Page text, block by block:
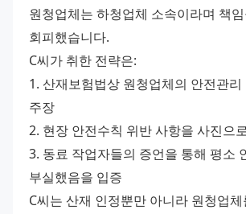
원청업체는 하청업체 소속이라며 책
회피했습니다.
C씨가 취한 전략은:
1. 산재보험법상 원청업체의 안전관리
주장
2. 현장 안전수칙 위반 사항을 사진으
3. 동료 작업자들의 증언을 통해 평소
부실했음을 입증
C씨는 산재 인정뿐만 아니라 원청업